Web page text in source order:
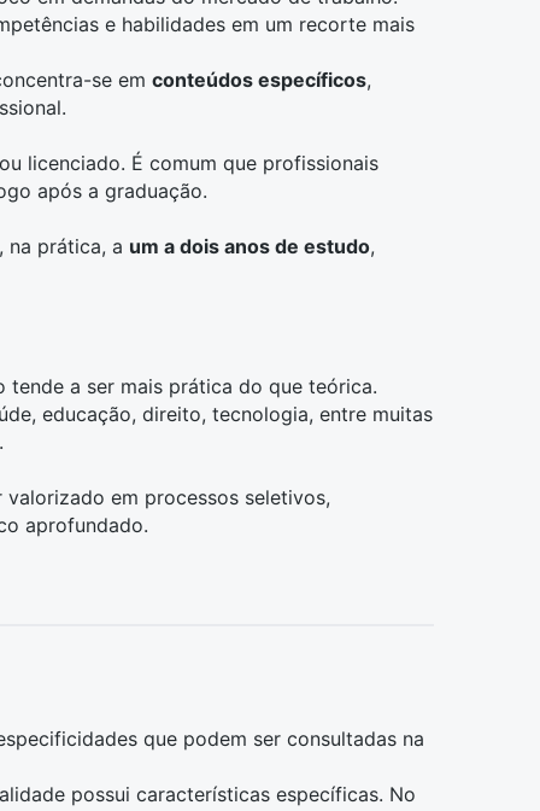
e habilidades em um recorte mais
se em conteúdos específicos,
licenciado. É comum que profissionais
após a graduação.
na prática, a um a dois anos de estudo,
tende a ser mais prática do que teórica.
, educação, direito, tecnologia, entre muitas
.
em processos seletivos,
aprofundado.
que podem ser consultadas na
possui características específicas. No